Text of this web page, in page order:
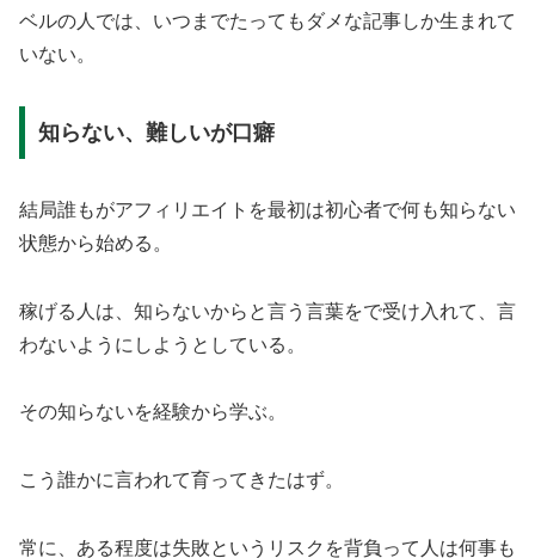
ベルの人では、いつまでたってもダメな記事しか生まれて
いない。
知らない、難しいが口癖
結局誰もがアフィリエイトを最初は初心者で何も知らない
状態から始める。
稼げる人は、知らないからと言う言葉をで受け入れて、言
わないようにしようとしている。
その知らないを経験から学ぶ。
こう誰かに言われて育ってきたはず。
常に、ある程度は失敗というリスクを背負って人は何事も